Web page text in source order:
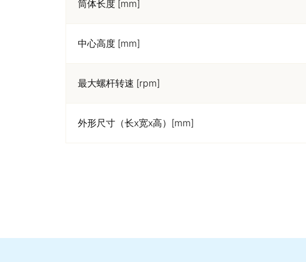
筒体长度 [mm]
中心高度 [mm]
最大螺杆转速 [rpm]
外形尺寸（长x宽x高）[mm]